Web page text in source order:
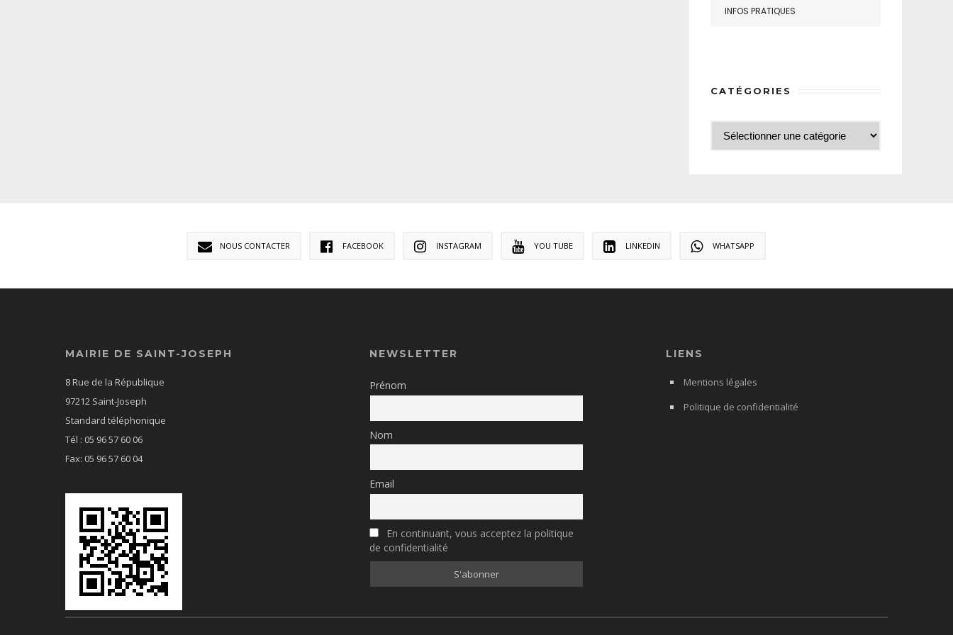
INFOS PRATIQUES
CATÉGORIES
NOUS CONTACTER FACEBOOK INSTAGRAM YOU TUBE LINKEDIN WHATSAPP
MAIRIE DE SAINT-JOSEPH
8 Rue de la République
97212 Saint-Joseph
Standard téléphonique
Tél : 05 96 57 60 06
Fax: 05 96 57 60 04
NEWSLETTER
Prénom
Nom
Email
En continuant, vous acceptez la politique
de confidentialité
LIENS
Mentions légales
Politique de confidentialité